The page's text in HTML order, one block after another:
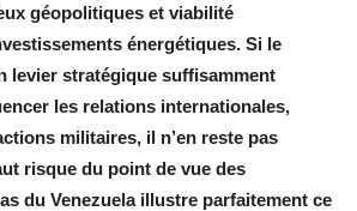
géopolitiques et viabilité
énergétiques. Si le
levier stratégique suffisamment
les relations internationales,
militaires, il n’en reste pas
risque du point de vue des
du Venezuela illustre parfaitement ce